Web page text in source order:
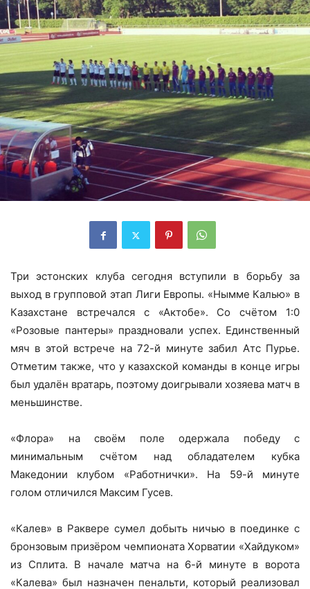
Три эстонских клуба сегодня вступили в борьбу за
выход в групповой этап Лиги Европы. «Нымме Калью» в
Казахстане встречался с «Актобе». Со счётом 1:0
«Розовые пантеры» праздновали успех. Единственный
мяч в этой встрече на 72-й минуте забил Атс Пурье.
Отметим также, что у казахской команды в конце игры
был удалён вратарь, поэтому доигрывали хозяева матч в
меньшинстве.
«Флора» на своём поле одержала победу с
минимальным счётом над обладателем кубка
Македонии клубом «Работнички». На 59-й минуте
голом отличился Максим Гусев.
«Калев» в Раквере сумел добыть ничью в поединке с
бронзовым призёром чемпионата Хорватии «Хайдуком»
из Сплита. В начале матча на 6-й минуте в ворота
«Калева» был назначен пенальти, который реализовал